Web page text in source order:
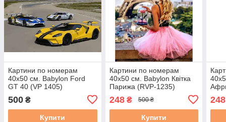
Картини по номерам
40х50 см. Babylon Ford
GT 40 (VP 1405)
500 ₴
Купити
Картини по номерам
40х50 см. Babylon Квітка
Парижа (RVP-1235)
248₴ 500 ₴
Купити
248